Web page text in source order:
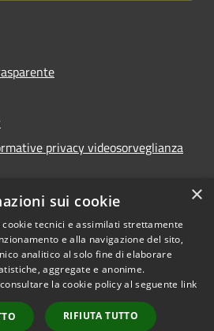
privacy videosorveglianza
Copyright © 2026 • Comune di
Municipium•
Accesso
×
sui cookie
tecnici e assimilati strettamente
e alla navigazione del sito,
analitico al solo fine di elaborare
aggregate e anonime.
la cookie policy al seguente link
RIFIUTA TUTTO